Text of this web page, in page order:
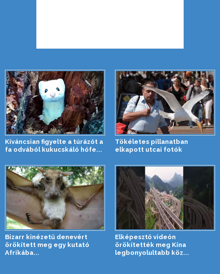
Kíváncsian figyelte a túrázót a
fa odvából kukucskáló hófe...
Tökéletes pillanatban
elkapott utcai fotók
Bizarr kinézetű denevért
örökített meg egy kutató
Afrikába...
Elképesztő videón
örökítették meg Kína
legbonyolultabb köz...